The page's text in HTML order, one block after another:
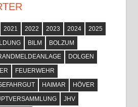
2021 2022 2023 2024
2025
BILM
BOLZUM
DOLGEN
FEUERWEHR
HAIMAR
HÖVER
JHV